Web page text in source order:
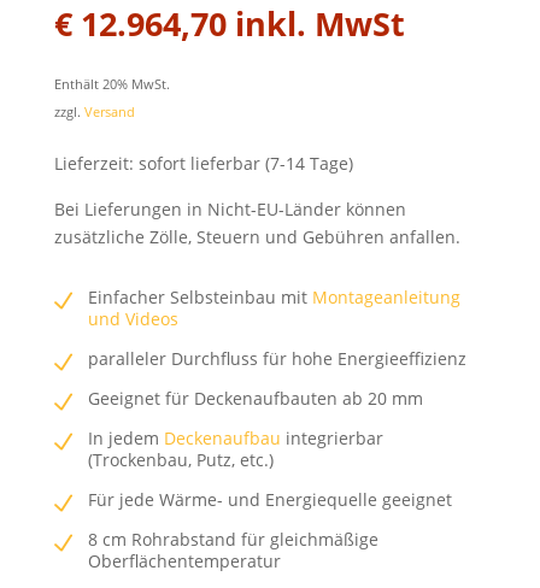
€12.964,70 inkl. MwSt
Enthält 20% MwSt.
zzgl. Versand
Lieferzeit: sofort lieferbar (7-14 Tage)
Bei Lieferungen in Nicht-EU-Länder können
zusätzliche Zölle, Steuern und Gebühren anfallen.
Einfacher Selbsteinbau mit Montageanleitung
und Videos
paralleler Durchfluss für hohe Energieeffizienz
Geeignet für Deckenaufbauten ab 20 mm
In jedem Deckenaufbau integrierbar
(Trockenbau, Putz, etc.)
Für jede Wärme- und Energiequelle geeignet
8 cm Rohrabstand für gleichmäßige
Oberflächentemperatur